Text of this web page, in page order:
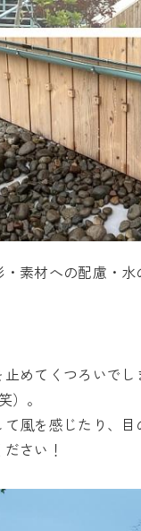
素材への配慮・
めてくつろいで
。
風を感じたり、
さい！